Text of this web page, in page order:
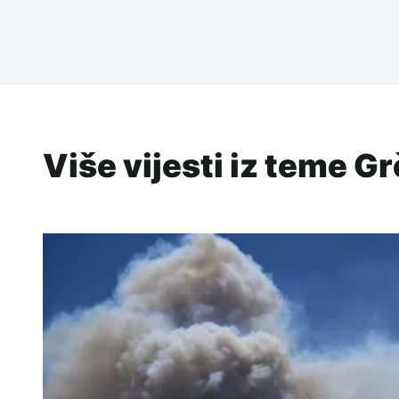
Više vijesti iz teme